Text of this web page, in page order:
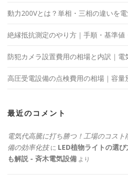
動力200Vとは？単相・三相の違いを
絶縁抵抗測定のやり方｜手順・基準値
防犯カメラ設置費用の相場と内訳｜電
高圧受電設備の点検費用の相場｜容量
最近のコメント
電気代高騰に打ち勝つ！工場のコス
備の効率化技に LED植物ライトの選
も解説 - 斉木電気設備 より